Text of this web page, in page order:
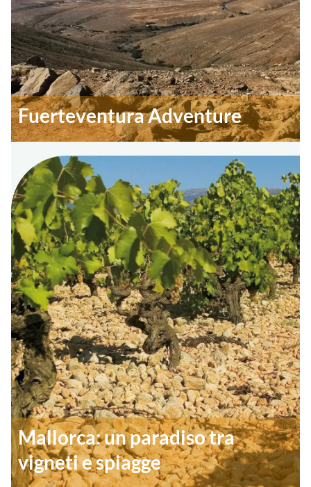
Fuerteventura Adventure
Mallorca: un paradiso tra
vigneti e spiagge